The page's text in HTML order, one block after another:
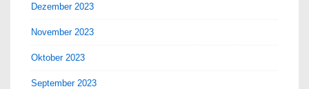
Dezember 2023
November 2023
Oktober 2023
September 2023